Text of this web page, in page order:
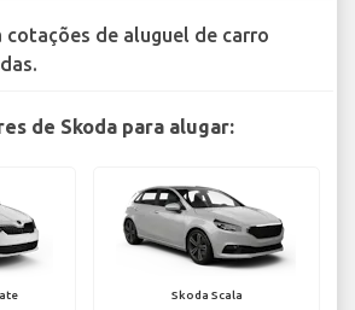
cotações de aluguel de carro
de Skoda para alugar:
Skoda Scala